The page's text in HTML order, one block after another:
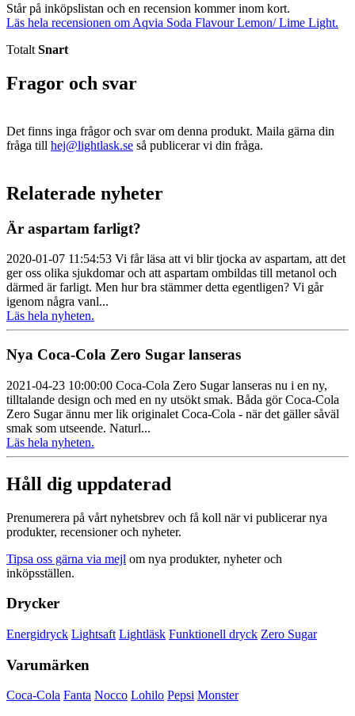
Står på inköpslistan och en recension kommer inom kort.
Läs hela recensionen om Aqvia Soda Flavour Lemon/ Lime Light.
Totalt Snart
Fragor och svar
Det finns inga frågor och svar om denna produkt. Maila gärna din
fråga till hej@lightlask.se så publicerar vi din fråga.
Relaterade nyheter
Är aspartam farligt?
2020-01-07 11:54:53 Vi får läsa att vi blir tjocka av aspartam, att det
ger oss olika sjukdomar och att aspartam ombildas till metanol och
därmed är farligt. Men hur bra stämmer detta egentligen? Vi går
igenom några vanl...
Läs hela nyheten.
Nya Coca-Cola Zero Sugar lanseras
2021-04-23 10:00:00 Coca‑Cola Zero Sugar lanseras nu i en ny,
tilltalande design och med en ny utsökt smak. Båda gör Coca‑Cola
Zero Sugar ännu mer lik originalet Coca‑Cola - när det gäller såväl
smak som utseende. Naturl...
Läs hela nyheten.
Håll dig uppdaterad
Prenumerera på vårt nyhetsbrev och få koll när vi publicerar nya
produkter, recensioner och nyheter.
Tipsa oss gärna via mejl om nya produkter, nyheter och
inköpsställen.
Drycker
Energidryck Lightsaft Lightläsk Funktionell dryck Zero Sugar
Varumärken
Coca-Cola Fanta Nocco Lohilo Pepsi Monster